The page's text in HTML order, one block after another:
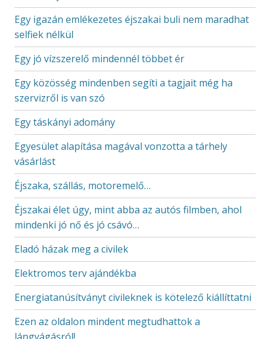
Egy igazán emlékezetes éjszakai buli nem maradhat
selfiek nélkül
Egy jó vízszerelő mindennél többet ér
Egy közösség mindenben segíti a tagjait még ha
szervizről is van szó
Egy táskányi adomány
Egyesület alapítása magával vonzotta a tárhely
vásárlást
Éjszaka, szállás, motoremelő…
Éjszakai élet úgy, mint abba az autós filmben, ahol
mindenki jó nő és jó csávó…
Eladó házak meg a civilek
Elektromos terv ajándékba
Energiatanúsítványt civileknek is kötelező kiállíttatni
Ezen az oldalon mindent megtudhattok a